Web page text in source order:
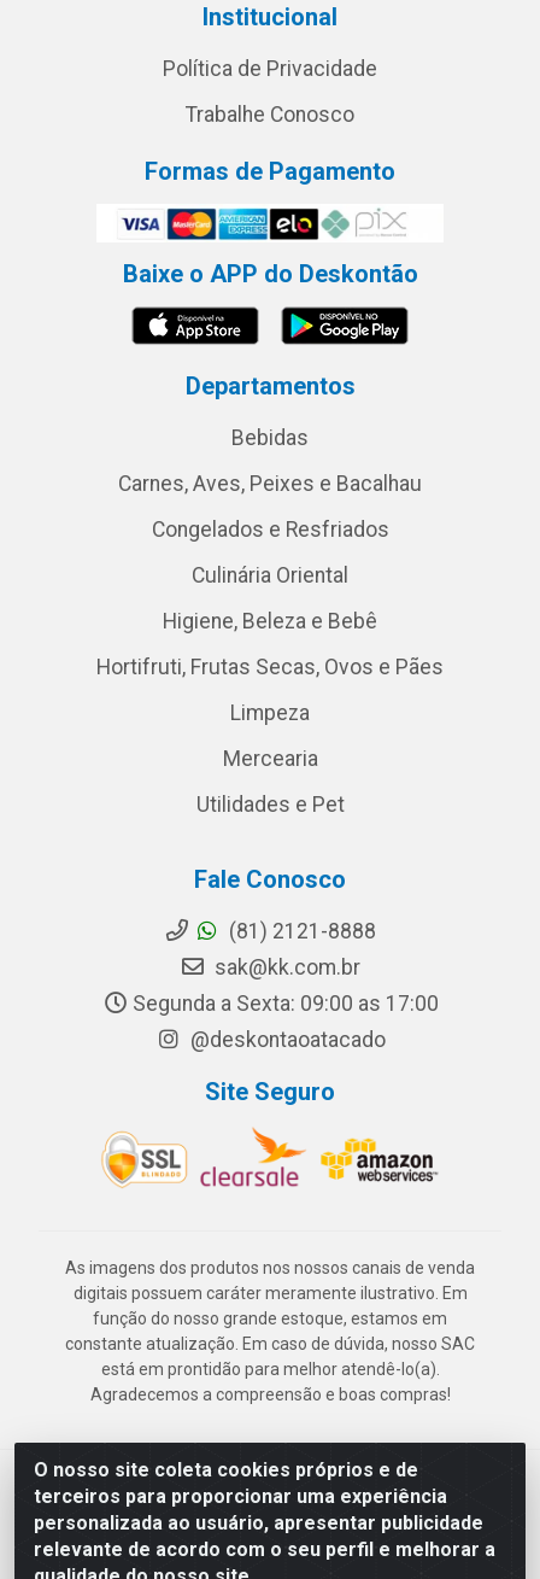
O nosso site coleta cookies próprios e de
terceiros para proporcionar uma experiência
personalizada ao usuário, apresentar publicidade
relevante de acordo com o seu perfil e melhorar a
Institucional
Política de Privacidade
Trabalhe Conosco
Formas de Pagamento
Baixe o APP do Deskontão
Departamentos
Bebidas
Carnes, Aves, Peixes e Bacalhau
Congelados e Resfriados
Culinária Oriental
Higiene, Beleza e Bebê
Hortifruti, Frutas Secas, Ovos e Pães
Limpeza
Mercearia
Utilidades e Pet
Fale Conosco
(81) 2121-8888
sak@kk.com.br
Segunda a Sexta: 09:00 as 17:00
@deskontaoatacado
Site Seguro
As imagens dos produtos nos nossos canais de venda
digitais possuem caráter meramente ilustrativo. Em
função do nosso grande estoque, estamos em
constante atualização. Em caso de dúvida, nosso SAC
está em prontidão para melhor atendê-lo(a).
Agradecemos a compreensão e boas compras!
Deskontão Atacado - Av. Marechal Mascarenhas de Morais, 2471 -
Imbiribeira - Recife/PE - CEP 51.150-001 - CNPJ 24.150.377/0003-
57